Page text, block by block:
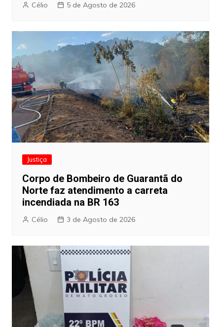
Célio 5 de Agosto de 2026
Justiça
Corpo de Bombeiro de Guarantã do
Norte faz atendimento a carreta
incendiada na BR 163
Célio 3 de Agosto de 2026